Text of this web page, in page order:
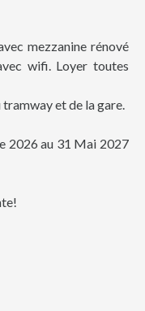
mezzanine rénové
wifi. Loyer toutes
et de la gare.
2026 au 31 Mai 2027